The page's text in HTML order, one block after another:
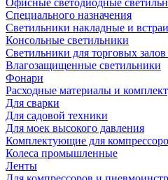
Офисные светодиодные
Специального назначения
Светильники накладные и
Консольные светильники
Светильники для торговых
Влагозащищенные светильники
Фонари
Расходные материалы и
Для сварки
Для садовой техники
Для моек высокого давления
Комплектующие для
Колеса промышленные
Ленты